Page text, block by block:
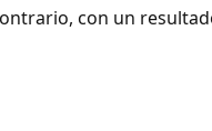
con un